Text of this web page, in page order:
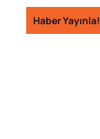
İçeriğe
geç
Haber Yayınla!